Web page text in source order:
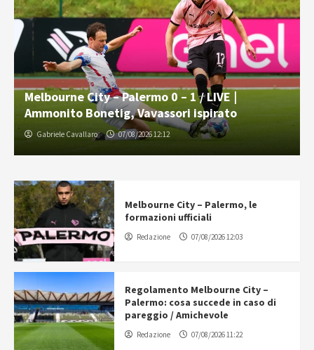
Melbourne City – Palermo 0 – 1 / LIVE |
Ammonito Bonetig, Vavassori ispirato
Gabriele Cavallaro 07/08/2026 12:12
Melbourne City – Palermo, le
formazioni ufficiali
Redazione 07/08/2026 12:03
Regolamento Melbourne City –
Palermo: cosa succede in caso di
pareggio / Amichevole
Redazione 07/08/2026 11:22